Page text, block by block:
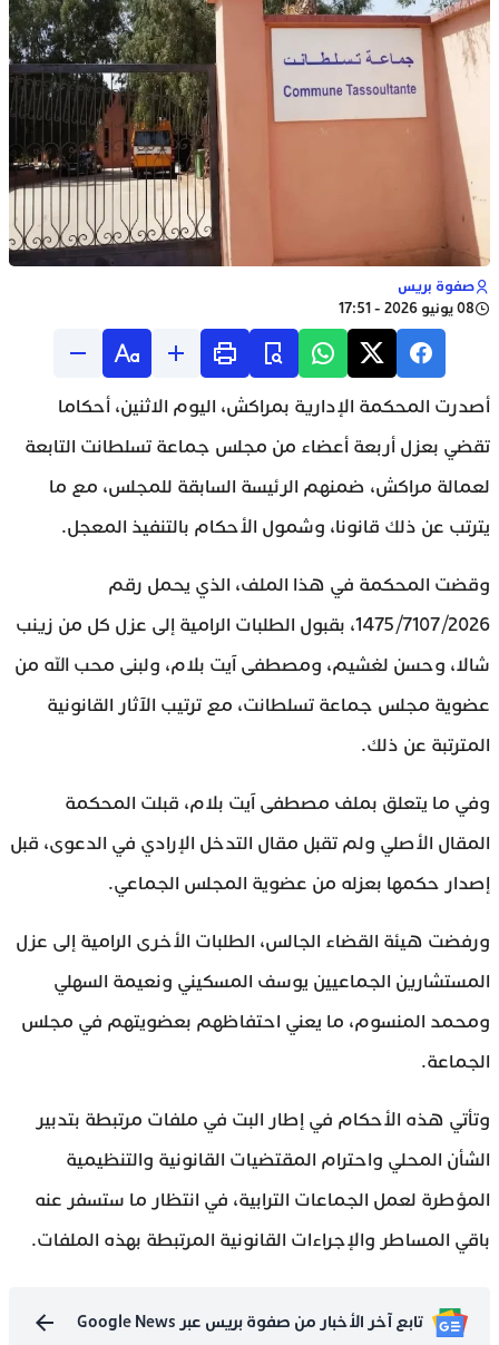
صفوة بريس
08 يونيو 2026 - 17:51
أصدرت المحكمة الإدارية بمراكش، اليوم الاثنين، أحكاما
تقضي بعزل أربعة أعضاء من مجلس جماعة تسلطانت التابعة
لعمالة مراكش، ضمنهم الرئيسة السابقة للمجلس، مع ما
يترتب عن ذلك قانونا، وشمول الأحكام بالتنفيذ المعجل.
وقضت المحكمة في هذا الملف، الذي يحمل رقم
1475/7107/2026، بقبول الطلبات الرامية إلى عزل كل من زينب
شالا، وحسن لغشيم، ومصطفى آيت بلام، ولبنى محب الله من
عضوية مجلس جماعة تسلطانت، مع ترتيب الآثار القانونية
المترتبة عن ذلك.
وفي ما يتعلق بملف مصطفى آيت بلام، قبلت المحكمة
المقال الأصلي ولم تقبل مقال التدخل الإرادي في الدعوى، قبل
إصدار حكمها بعزله من عضوية المجلس الجماعي.
ورفضت هيئة القضاء الجالس، الطلبات الأخرى الرامية إلى عزل
المستشارين الجماعيين يوسف المسكيني ونعيمة السهلي
ومحمد المنسوم، ما يعني احتفاظهم بعضويتهم في مجلس
الجماعة.
وتأتي هذه الأحكام في إطار البت في ملفات مرتبطة بتدبير
الشأن المحلي واحترام المقتضيات القانونية والتنظيمية
المؤطرة لعمل الجماعات الترابية، في انتظار ما ستسفر عنه
باقي المساطر والإجراءات القانونية المرتبطة بهذه الملفات.
تابع آخر الأخبار من صفوة بريس عبر Google News